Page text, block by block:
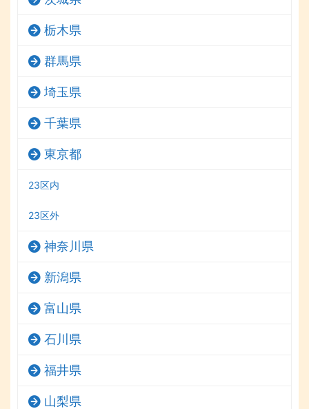
栃木県
群馬県
埼玉県
千葉県
東京都
23区内
23区外
神奈川県
新潟県
富山県
石川県
福井県
山梨県